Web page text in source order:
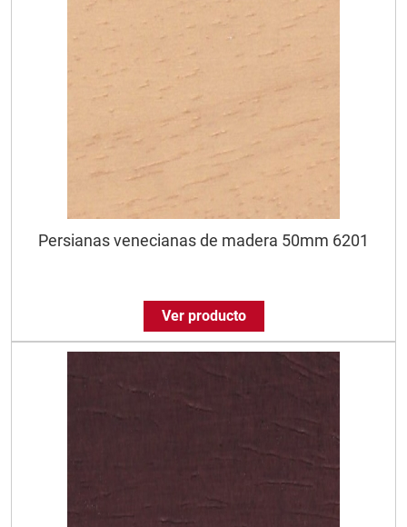
Persianas venecianas de madera 50mm 6201
Ver producto